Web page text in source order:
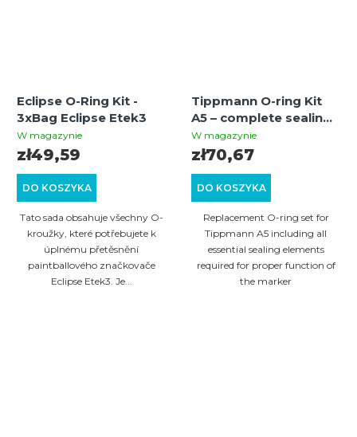
Eclipse O-Ring Kit -
3xBag Eclipse Etek3
W magazynie
DO KOSZYKA
zł49,59
Tato sada obsahuje všechny O-
kroužky, které potřebujete k
úplnému přetěsnění
paintballového značkovače
Eclipse Etek3. Je...
Tippmann O-ring Kit
A5 – complete sealing
set for regular
maintenance and
repair of the
Tippmann A5 paintball
marker
W magazynie
DO KOSZYKA
zł70,67
Replacement O-ring set for
Tippmann A5 including all
essential sealing elements
required for proper function of
the marker